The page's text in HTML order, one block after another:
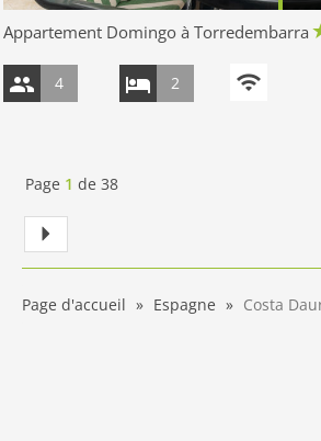
Appartement Domingo à Torredembarra
4 2
Page 1 de 38
Page d'accueil Espagne Costa